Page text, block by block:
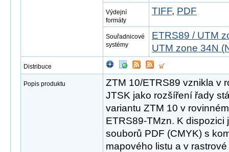
Výdejní
formáty
TIFF, PDF
Souřadnicové
systémy
ETRS89 / UTM
UTM zone 34N
Distribuce
Popis produktu
ZTM 10/ETRS89 vznikla v
JTSK jako rozšíření řady
variantu ZTM 10 v
ETRS89-TMzn. K dispozici
souborů PDF (CMYK) s
mapového listu a v